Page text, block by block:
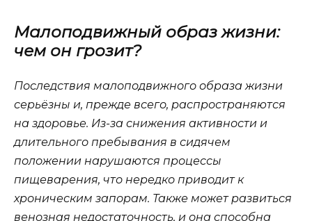
Малоподвижный образ жизни:
чем он грозит?
Последствия малоподвижного образа жизни
серьёзны и, прежде всего, распространяются
на здоровье. Из-за снижения активности и
длительного пребывания в сидячем
положении нарушаются процессы
пищеварения, что нередко приводит к
хроническим запорам. Также может развиться
венозная недостаточность, и она способна